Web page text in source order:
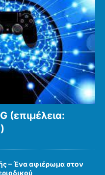
(επιμέλεια:
– Ένα αφιέρωμα στον